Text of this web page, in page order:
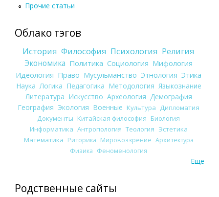
Прочие статьи
Облако тэгов
История Философия Психология Религия
Экономика Политика Социология Мифология
Идеология Право Мусульманство Этнология Этика
Наука Логика Педагогика Методология Языкознание
Литература Искусство Археология Демография
География Экология Военные Культура
Дипломатия
Документы Китайская философия Биология
Информатика Антропология Теология Эстетика
Математика Риторика Мировоззрение Архитектура
Физика Феноменология
Еще
Родственные сайты